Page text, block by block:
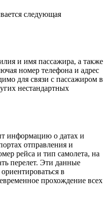
следующая
и имя пассажира, а также
номер телефона и адрес
для связи с пассажиром в
нестандартных
информацию о датах и
отправления и
рейса и тип самолета, на
перелет. Эти данные
в
прохождение всех